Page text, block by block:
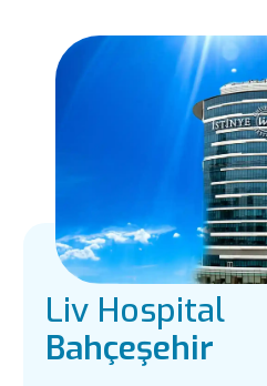
Liv Hospital
Bahçeşehir